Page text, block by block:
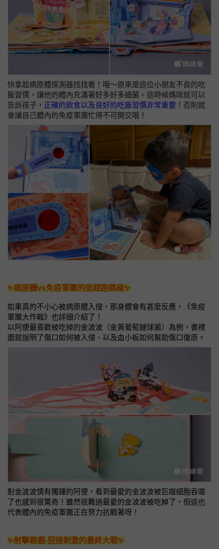
快拿起病原體探測器找找看！哦～原來是這位小朋友不良的吃
飯習慣，讓他的體內充滿著好多好多細菌。這時候媽咪就可以
告訴孩子， 正確的飲食以及良好的吃飯習慣非常重要 ！否則就
會讓自己體內的免疫軍團忙得不可開交哦！
✨病原體vs免疫軍團的追趕跑跳碰✨
如果真的不小心被病原體入侵，那身體會有甚麼反應，《免疫
軍團大作戰》也詳細介紹了！
以阿便最喜歡被吃掉的金波波（金黃葡萄鏈球菌）為例，書裡
面就說明了傷口如何被入侵、以及血小板如何幫助傷口復原。
對金波波情有獨鍾的阿便，看到最愛的金波波被巨噬細胞吞噬
了也感到很驚奇！雖然很難過最愛的金波波被吃掉了，但這也
代表體內的免疫軍團正在努力抗戰著呀！
✨射擊遊戲-迎接刺激的最終大戰✨